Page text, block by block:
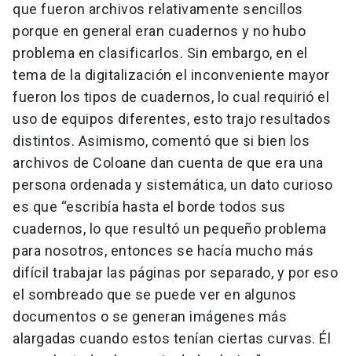
que fueron archivos relativamente sencillos
porque en general eran cuadernos y no hubo
problema en clasificarlos. Sin embargo, en el
tema de la digitalización el inconveniente mayor
fueron los tipos de cuadernos, lo cual requirió el
uso de equipos diferentes, esto trajo resultados
distintos. Asimismo, comentó que si bien los
archivos de Coloane dan cuenta de que era una
persona ordenada y sistemática, un dato curioso
es que “escribía hasta el borde todos sus
cuadernos, lo que resultó un pequeño problema
para nosotros, entonces se hacía mucho más
difícil trabajar las páginas por separado, y por eso
el sombreado que se puede ver en algunos
documentos o se generan imágenes más
alargadas cuando estos tenían ciertas curvas. Él